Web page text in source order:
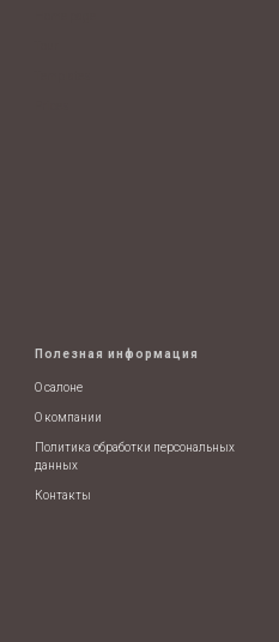
Полезная информация
О салоне
О компании
Политика обработки персональных
данных
Контакты